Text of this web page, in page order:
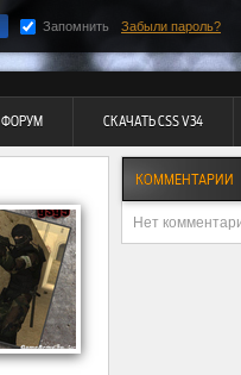
Запомнить Забыли пароль?
ФОРУМ СКАЧАТЬ CSS V34
КОММЕНТАРИИ
Нет